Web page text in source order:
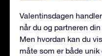
Valentinsdagen
når du og partneren
Men hvordan kan du
måte som er både